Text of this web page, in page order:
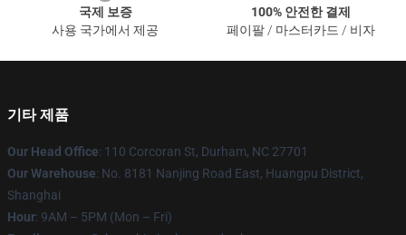
국제 보증
사용 국가에서 제공
100% 안전한 결제
페이팔 / 마스터카드 / 비자
기타 제품
Our Head Office: 110 Corcoran St, Durham, NC 27701
Our Warehouse: No. 8181 Nanjing Road East, Huangpu District,
Shanghai
Hour: 9AM – 5PM (Mon – Fri)